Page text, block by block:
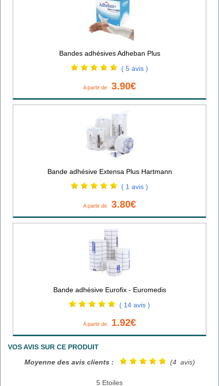
Bandes adhésives Adheban Plus
( 5 avis )
A partir de 3.90€
Bande adhésive Extensa Plus Hartmann
( 1 avis )
A partir de 3.80€
Bande adhésive Eurofix - Euromedis
( 14 avis )
A partir de 1.92€
VOS AVIS SUR CE PRODUIT
Moyenne des avis clients :
(4 avis)
5 Etoiles